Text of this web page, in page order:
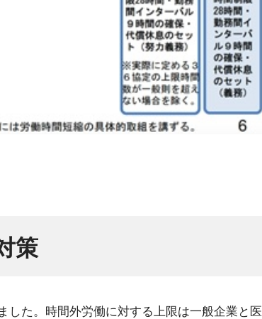
策
した。時間外労働に対する上限は一般企業と医